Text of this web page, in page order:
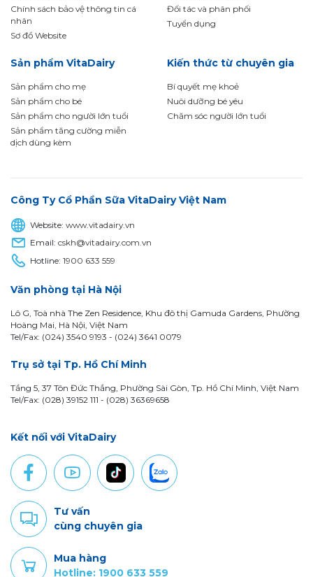
Chính sách bảo vệ thông tin cá
nhân
Sơ đồ Website
Đối tác và phân phối
Tuyển dụng
Sản phẩm VitaDairy
Sản phẩm cho mẹ
Sản phẩm cho bé
Sản phẩm cho người lớn tuổi
Sản phẩm tăng cường miễn
dịch dùng kèm
Kiến thức từ chuyên gia
Bí quyết mẹ khoẻ
Nuôi dưỡng bé yêu
Chăm sóc người lớn tuổi
Công Ty Cổ Phần Sữa VitaDairy Việt Nam
Website:www.vitadairy.vn
Email:cskh@vitadairy.com.vn
Hotline:1900 633 559
Văn phòng tại Hà Nội
Lô G, Toà nhà The Zen Residence, Khu đô thị Gamuda Gardens, Phường
Hoàng Mai, Hà Nội, Việt Nam
Tel/Fax: (024) 3540 9193 - (024) 3641 0079
Trụ sở tại Tp. Hồ Chí Minh
Tầng 5, 37 Tôn Đức Thắng, Phường Sài Gòn, Tp. Hồ Chí Minh, Việt Nam
Tel/Fax: (028) 39152 111 - (028) 36369658
Kết nối với VitaDairy
Tư vấn
cùng chuyên gia
Mua hàng
Hotline: 1900 633 559